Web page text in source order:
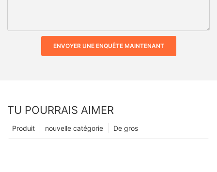
ENVOYER UNE ENQUÊTE MAINTENANT
TU POURRAIS AIMER
De gros
nouvelle catégorie
Produit